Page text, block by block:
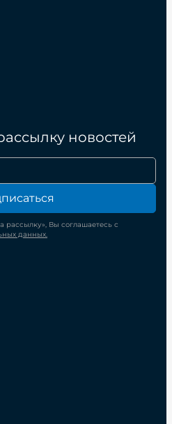
новостей
Вы соглашаетесь с
данных.